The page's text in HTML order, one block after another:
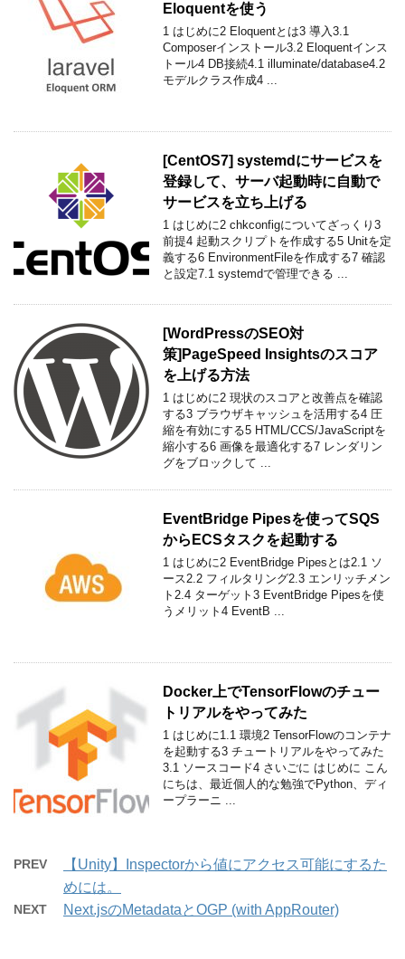
Eloquentを使う
1 はじめに2 Eloquentとは3 導入3.1
Composerインストール3.2 Eloquentインス
トール4 DB接続4.1 illuminate/database4.2
モデルクラス作成4 ...
[CentOS7] systemdにサービスを
登録して、サーバ起動時に自動で
サービスを立ち上げる
1 はじめに2 chkconfigについてざっくり3
前提4 起動スクリプトを作成する5 Unitを定
義する6 EnvironmentFileを作成する7 確認
と設定7.1 systemdで管理できる ...
[WordPressのSEO対
策]PageSpeed Insightsのスコア
を上げる方法
1 はじめに2 現状のスコアと改善点を確認
する3 ブラウザキャッシュを活用する4 圧
縮を有効にする5 HTML/CCS/JavaScriptを
縮小する6 画像を最適化する7 レンダリン
グをブロックして ...
EventBridge Pipesを使ってSQS
からECSタスクを起動する
1 はじめに2 EventBridge Pipesとは2.1 ソ
ース2.2 フィルタリング2.3 エンリッチメン
ト2.4 ターゲット3 EventBridge Pipesを使
うメリット4 EventB ...
Docker上でTensorFlowのチュー
トリアルをやってみた
1 はじめに1.1 環境2 TensorFlowのコンテナ
を起動する3 チュートリアルをやってみた
3.1 ソースコード4 さいごに はじめに こん
にちは、最近個人的な勉強でPython、ディ
ープラーニ ...
PREV
【Unity】Inspectorから値にアクセス可能にするた
めには。
NEXT Next.jsのMetadataとOGP (with AppRouter)